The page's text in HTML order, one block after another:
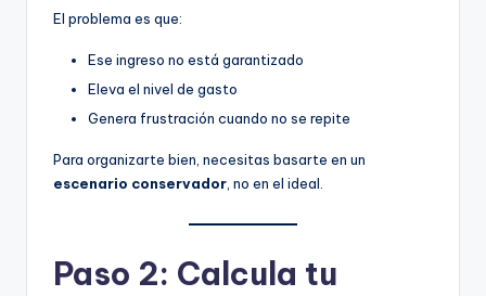
El problema es que:
Ese ingreso no está garantizado
Eleva el nivel de gasto
Genera frustración cuando no se repite
Para organizarte bien, necesitas basarte en un
escenario conservador , no en el ideal.
Paso 2: Calcula tu